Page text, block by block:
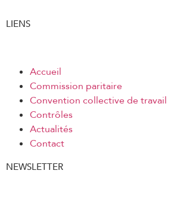
LIENS
Accueil
Commission paritaire
Convention collective de travail
Contrôles
Actualités
Contact
NEWSLETTER